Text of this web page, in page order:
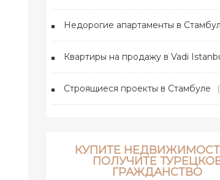
Недорогие апартаменты в
Квартиры на продажу в Vadi
Строящиеся проекты в Стамбуле
КУПИТЕ
ПОЛУЧИТЕ
ГРАЖДАНСТВО